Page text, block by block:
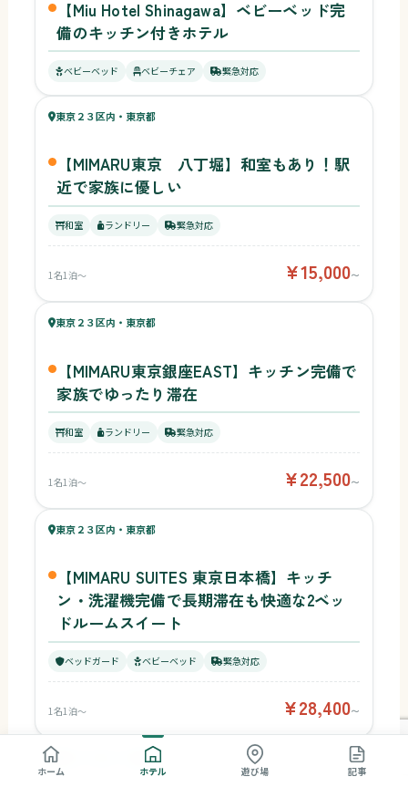
【Miu Hotel Shinagawa】ベビーベッド完
備のキッチン付きホテル
ベビーベッド ベビーチェア 緊急対応
43ベビー
47キッズ
東京２３区内・東京都
【MIMARU東京 八丁堀】和室もあり！駅
近で家族に優しい
和室 ランドリー 緊急対応
1名1泊〜 ¥15,000〜
43ベビー
47キッズ
東京２３区内・東京都
【MIMARU東京銀座EAST】キッチン完備で
家族でゆったり滞在
和室 ランドリー 緊急対応
1名1泊〜 ¥22,500〜
42ベビー
42キッズ
東京２３区内・東京都
【MIMARU SUITES 東京日本橋】キッチ
ン・洗濯機完備で長期滞在も快適な2ベッ
ドルームスイート
ベッドガード ベビーベッド 緊急対応
1名1泊〜 ¥28,400〜
40
39キッズ
¥39,917〜
東京２３区内・東京都
ホーム ホテル 遊び場 記事